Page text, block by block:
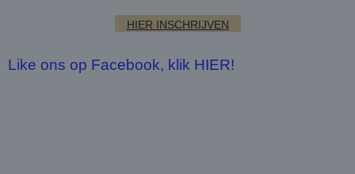
HIER INSCHRIJVEN
Like ons op Facebook, klik HIER!